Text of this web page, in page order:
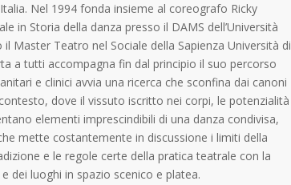
Nel 1994 fonda insieme al coreografo Ricky
in Storia della danza presso il DAMS dell’Università
Master Teatro nel Sociale della Sapienza Università di
a tutti accompagna fin dal principio il suo percorso
e clinici avvia una ricerca che sconfina dai canoni
dove il vissuto iscritto nei corpi, le potenzialità
elementi imprescindibili di una danza condivisa,
mette costantemente in discussione i limiti della
e le regole certe della pratica teatrale con la
dei luoghi in spazio scenico e platea.